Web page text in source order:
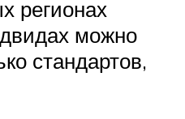
регионах
можно
стандартов,